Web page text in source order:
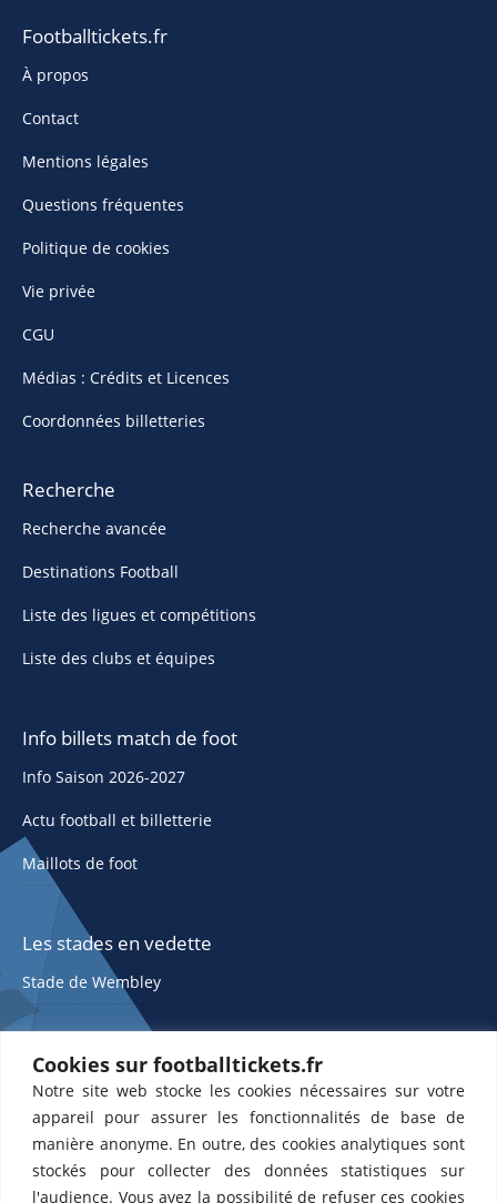
Cookies sur footballtickets.fr
Notre site web stocke les cookies nécessaires sur votre
appareil pour assurer les fonctionnalités de base de
manière anonyme. En outre, des cookies analytiques sont
stockés pour collecter des données statistiques sur
l'audience. Vous avez la possibilité de refuser ces cookies
Footballtickets.fr
À propos
Contact
Mentions légales
Questions fréquentes
Politique de cookies
Vie privée
CGU
Médias : Crédits et Licences
Coordonnées billetteries
Recherche
Recherche avancée
Destinations Football
Liste des ligues et compétitions
Liste des clubs et équipes
Info billets match de foot
Info Saison 2026-2027
Actu football et billetterie
Maillots de foot
Les stades en vedette
Stade de Wembley
ETTS 365 SL, Rambla de Catalunya 38, 8, 1, 08007 Barcelone, Espagne |